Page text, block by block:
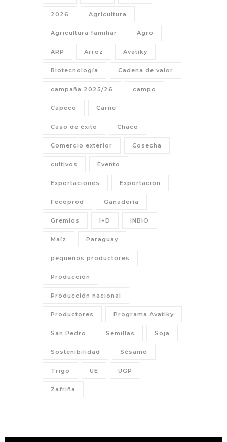
2026 Agricultura
Agricultura familiar Agro
ARP Arroz Avatiky
Biotecnología Cadena de valor
campaña 2025/26 campo
Capeco Carne
Caso de éxito Chaco
Comercio exterior Cosecha
cultivos Evento
Exportaciones Exportación
Fecoprod Ganadería
Gremios I+D INBIO
Maíz Paraguay
pequeños productores
Producción
Producción nacional
Productores Programa Avatiky
San Pedro Semillas Soja
Sostenibilidad Sésamo
Trigo UE UGP
Zafriña